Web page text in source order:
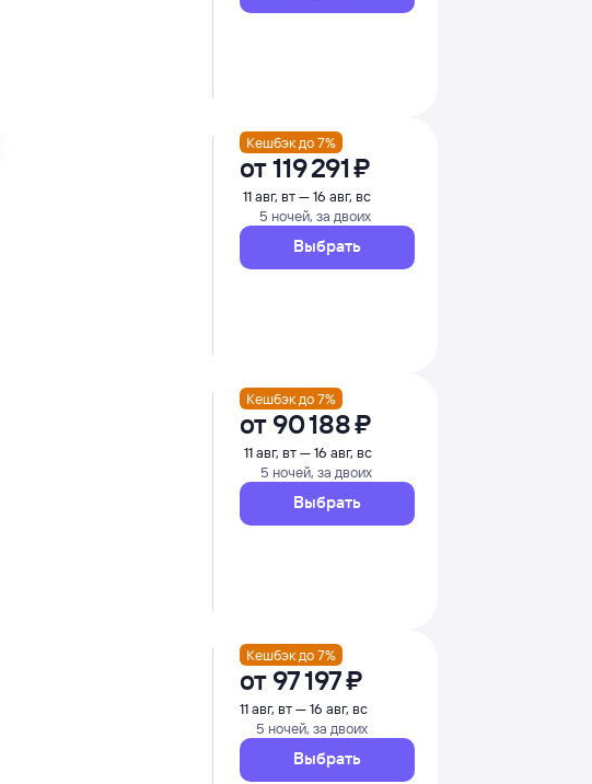
Кешбэк до 7%
от119 ⁠291 ⁠₽
11 авг, вт — 16 авг, вс
5 ночей, за двоих
Выбрать
Кешбэк до 7%
от 90 ⁠188 ⁠₽
11 авг, вт — 16 авг, вс
5 ночей, за двоих
Выбрать
Кешбэк до 7%
от 97 ⁠197 ⁠₽
11 авг, вт — 16 авг, вс
5 ночей, за двоих
Выбрать